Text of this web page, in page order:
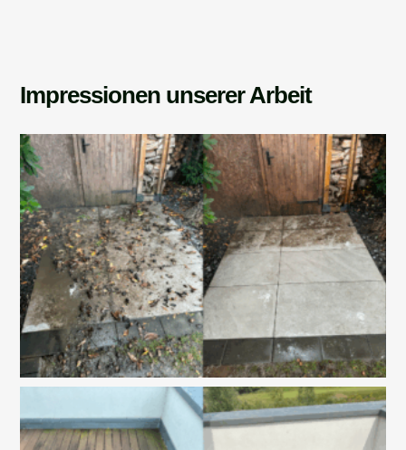
Impressionen unserer Arbeit